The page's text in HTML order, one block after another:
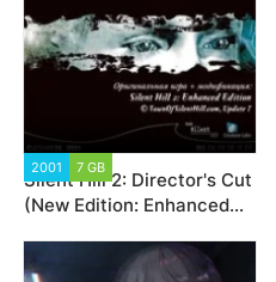
2001 7 GB
Silent Hill 2: Director's Cut
(New Edition: Enhanced